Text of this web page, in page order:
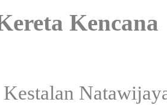
Kencana